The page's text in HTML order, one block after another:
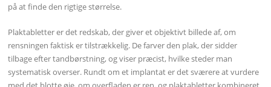
på at finde den rigtige størrelse.
Plaktabletter er det redskab, der giver et objektivt billede af, om
rensningen faktisk er tilstrækkelig. De farver den plak, der sidder
tilbage efter tandbørstning, og viser præcist, hvilke steder man
systematisk overser. Rundt om et implantat er det sværere at vurdere